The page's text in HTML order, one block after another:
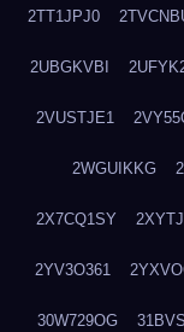
2TT1JPJ0
2UBGKVBI
2VUSTJE1
2WGUIKKG
2X7CQ1SY
2YV3O361
30W729OG